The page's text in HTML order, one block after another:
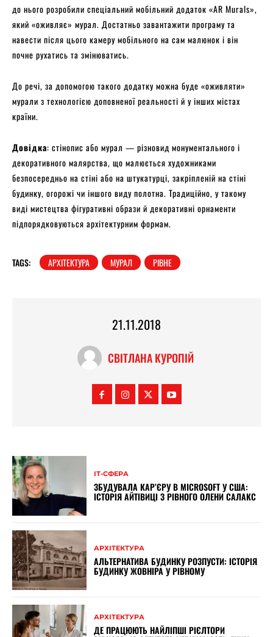
до нього розробили спеціальний мобільний додаток «AR Murals»,
який «оживляє» мурал. Достатньо завантажити програму та
навести після цього камеру мобільного на сам малюнок і він
почне рухатись та змінюватись.
До речі, за допомогою такого додатку можна буде «оживляти»
мурали з технологією доповненої реальності й у інших містах
країни.
Довідка: стінопис або мурал — різновид монументального і
декоративного малярства, що малюється художниками
безпосередньо на стіні або на штукатурці, закріпленій на стіні
будинку, огорожі чи іншого виду полотна. Традиційно, у такому
виді мистецтва фігуративні образи й декоративні орнаменти
підпорядковуються архітектурним формам.
TAGS: АРХІТЕКТУРА МУРАЛ РІВНЕ
21.11.2018
СВІТЛАНА КУРОПІЙ
ІТ-СФЕРА
ЗБУДУВАЛА КАР’ЄРУ В MICROSOFT У США:
ІСТОРІЯ АЙТІВИЦІ З РІВНОГО ОЛЕНИ САЛАКС
АРХІТЕКТУРА
АЛЬТЕРНАТИВА БУДИНКУ РОЗПУСТИ: ІСТОРІЯ
БУДИНКУ ЖОВНІРА У РІВНОМУ
АРХІТЕКТУРА
ДЕ ПРАЦЮЮТЬ НАЙЛІПШІ РІЄЛТОРИ